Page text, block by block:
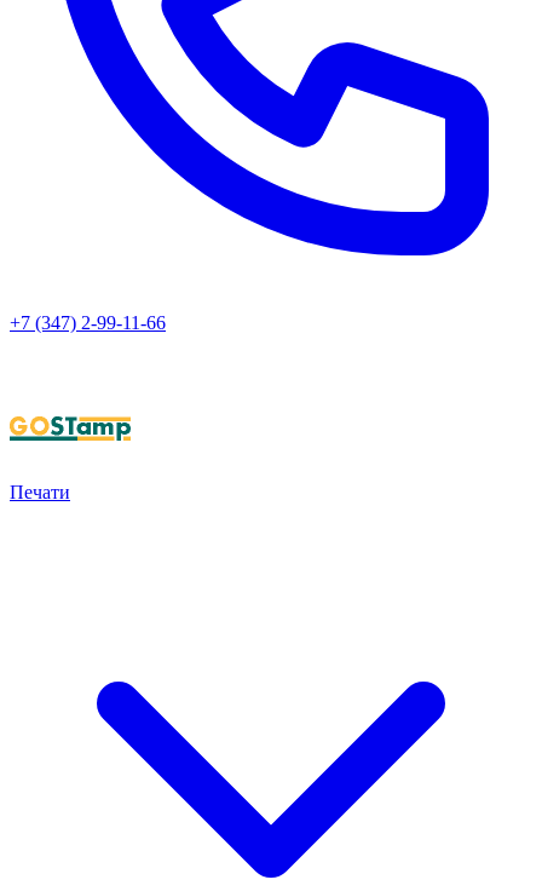
+7 (347) 2-99-11-66
Печати